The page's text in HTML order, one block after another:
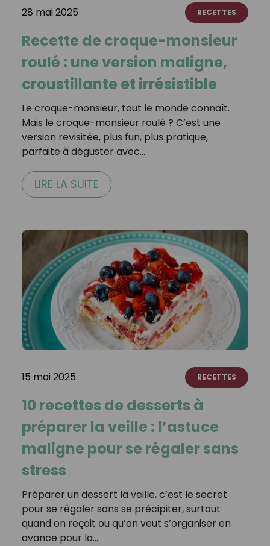
28 mai 2025 RECETTES
Recette de croque-monsieur
roulé : une version maligne,
croustillante et irrésistible
Le croque-monsieur, tout le monde connaît.
Mais le croque-monsieur roulé ? C’est une
version revisitée, plus fun, plus pratique,
parfaite à déguster avec…
LIRE LA SUITE
15 mai 2025 RECETTES
10 recettes de desserts à
préparer la veille : l’astuce
maligne pour se régaler sans
stress
Préparer un dessert la veille, c’est le secret
pour se régaler sans se précipiter, surtout
quand on reçoit ou qu’on veut s’organiser en
avance pour la…